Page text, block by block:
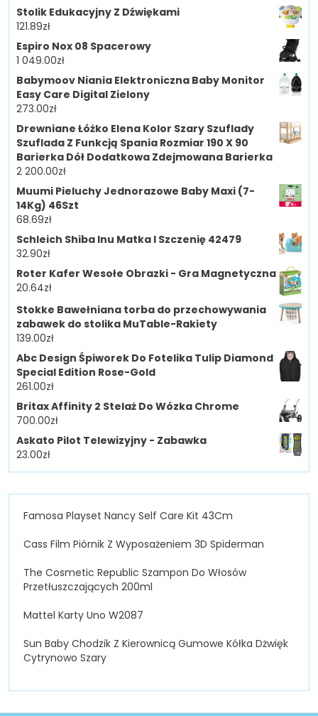
Stolik Edukacyjny Z Dźwiękami
121.89zł
Espiro Nox 08 Spacerowy
1 049.00zł
Babymoov Niania Elektroniczna Baby Monitor
Easy Care Digital Zielony
273.00zł
Drewniane Łóżko Elena Kolor Szary Szuflady
Szuflada Z Funkcją Spania Rozmiar 190 X 90
Barierka Dół Dodatkowa Zdejmowana Barierka
2 200.00zł
Muumi Pieluchy Jednorazowe Baby Maxi (7-
14Kg) 46Szt
68.69zł
Schleich Shiba Inu Matka I Szczenię 42479
32.90zł
Roter Kafer Wesołe Obrazki - Gra Magnetyczna
20.64zł
Stokke Bawełniana torba do przechowywania
zabawek do stolika MuTable-Rakiety
139.00zł
Abc Design Śpiworek Do Fotelika Tulip Diamond
Special Edition Rose-Gold
261.00zł
Britax Affinity 2 Stelaż Do Wózka Chrome
700.00zł
Askato Pilot Telewizyjny - Zabawka
23.00zł
Famosa Playset Nancy Self Care Kit 43Cm
Cass Film Piórnik Z Wyposażeniem 3D Spiderman
The Cosmetic Republic Szampon Do Włosów
Przetłuszczających 200ml
Mattel Karty Uno W2087
Sun Baby Chodzik Z Kierownicą Gumowe Kółka Dżwięk
Cytrynowo Szary